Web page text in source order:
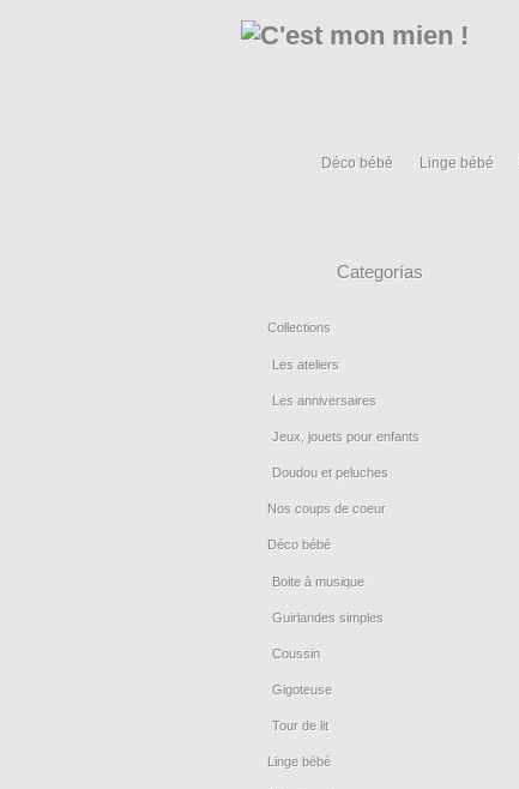
Déco bébé Linge bébé
Categorías
Collections
Les ateliers
Les anniversaires
Jeux, jouets pour enfants
Doudou et peluches
Nos coups de coeur
Déco bébé
Boite à musique
Guirlandes simples
Coussin
Gigoteuse
Tour de lit
Linge bébé